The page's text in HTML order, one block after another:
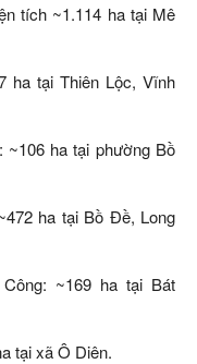
tích ~1.114 ha tại Mê
ha tại Thiên Lộc, Vĩnh
~106 ha tại phường Bồ
ha tại Bồ Đề, Long
~169 ha tại Bát
tại xã Ô Diên.